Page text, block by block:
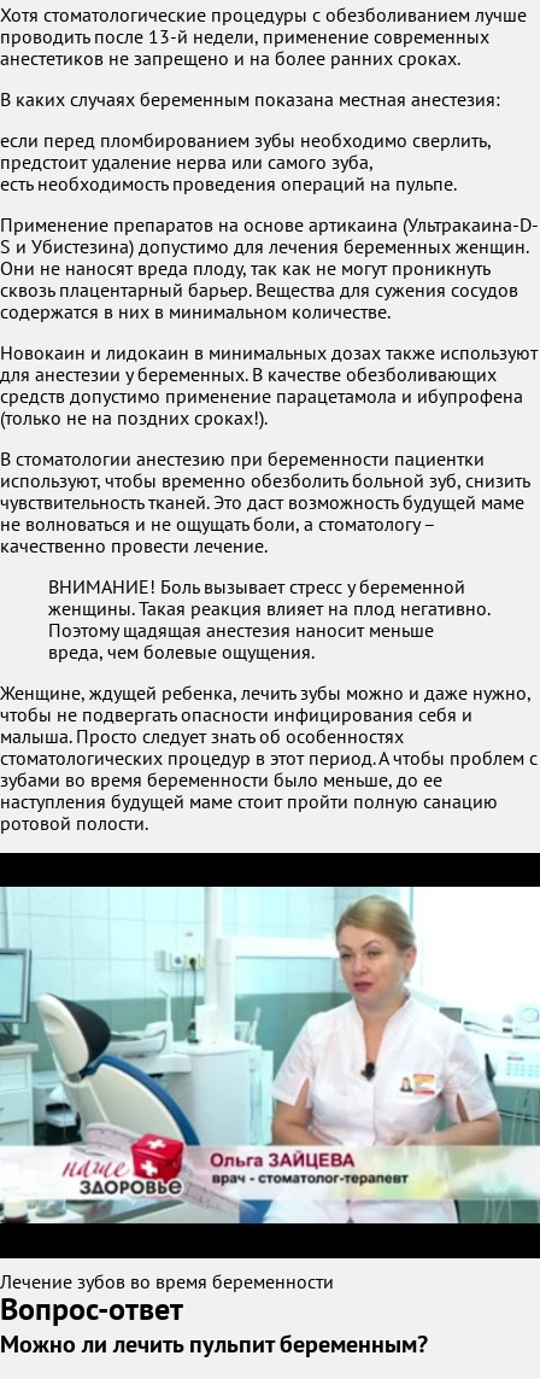
Хотя стоматологические процедуры с обезболиванием лучше
проводить после 13-й недели, применение современных
анестетиков не запрещено и на более ранних сроках.
В каких случаях беременным показана местная анестезия:
если перед пломбированием зубы необходимо сверлить,
предстоит удаление нерва или самого зуба,
есть необходимость проведения операций на пульпе.
Применение препаратов на основе артикаина (Ультракаина-D-
S и Убистезина) допустимо для лечения беременных женщин.
Они не наносят вреда плоду, так как не могут проникнуть
сквозь плацентарный барьер. Вещества для сужения сосудов
содержатся в них в минимальном количестве.
Новокаин и лидокаин в минимальных дозах также используют
для анестезии у беременных. В качестве обезболивающих
средств допустимо применение парацетамола и ибупрофена
(только не на поздних сроках!).
В стоматологии анестезию при беременности пациентки
используют, чтобы временно обезболить больной зуб, снизить
чувствительность тканей. Это даст возможность будущей маме
не волноваться и не ощущать боли, а стоматологу –
качественно провести лечение.
ВНИМАНИЕ! Боль вызывает стресс у беременной
женщины. Такая реакция влияет на плод негативно.
Поэтому щадящая анестезия наносит меньше
вреда, чем болевые ощущения.
Женщине, ждущей ребенка, лечить зубы можно и даже нужно,
чтобы не подвергать опасности инфицирования себя и
малыша. Просто следует знать об особенностях
стоматологических процедур в этот период. А чтобы проблем с
зубами во время беременности было меньше, до ее
наступления будущей маме стоит пройти полную санацию
ротовой полости.
Лечение зубов во время беременности
Вопрос-ответ
Можно ли лечить пульпит беременным?